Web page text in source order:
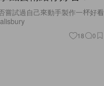
嘗試過自己來動手製作一杯好看
18 0